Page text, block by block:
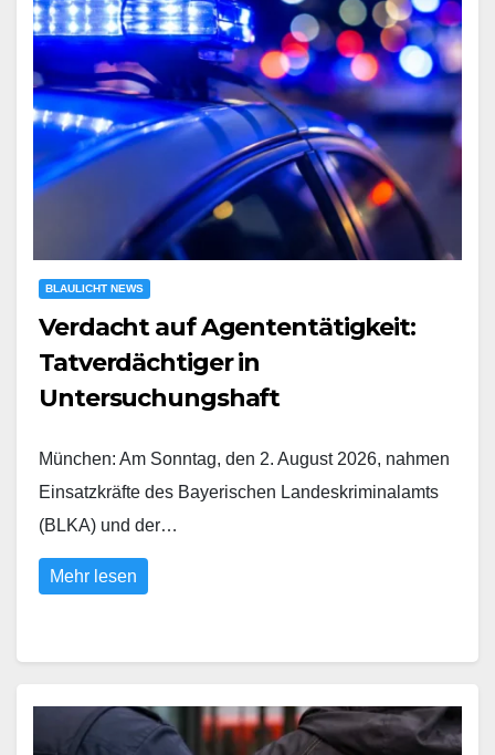
BLAULICHT NEWS
Verdacht auf Agententätigkeit:
Tatverdächtiger in
Untersuchungshaft
München: Am Sonntag, den 2. August 2026, nahmen
Einsatzkräfte des Bayerischen Landeskriminalamts
(BLKA) und der…
Mehr lesen